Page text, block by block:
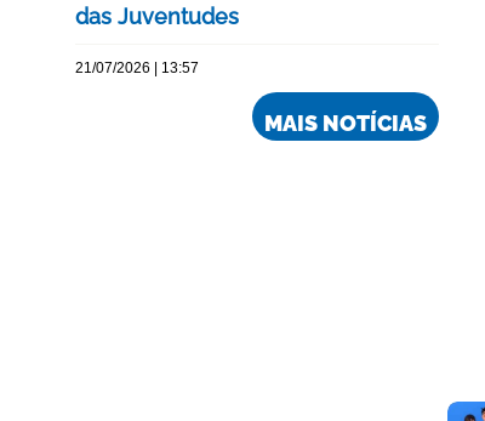
das Juventudes
21/07/2026 | 13:57
MAIS NOTÍCIAS